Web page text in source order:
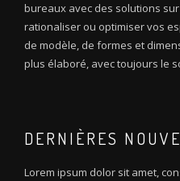
bureaux avec des solutions
rationaliser ou optimiser vos
de modèle, de formes et
plus élaboré, avec toujours le
DERNIÈRES
Lorem ipsum dolor sit amet,